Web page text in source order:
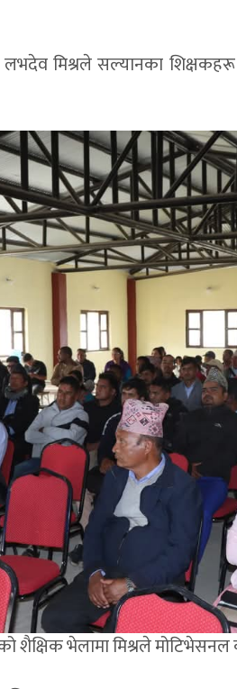
लभदेव मिश्रले सल्यानका
भेलामा मिश्रले मोटिभेसनल